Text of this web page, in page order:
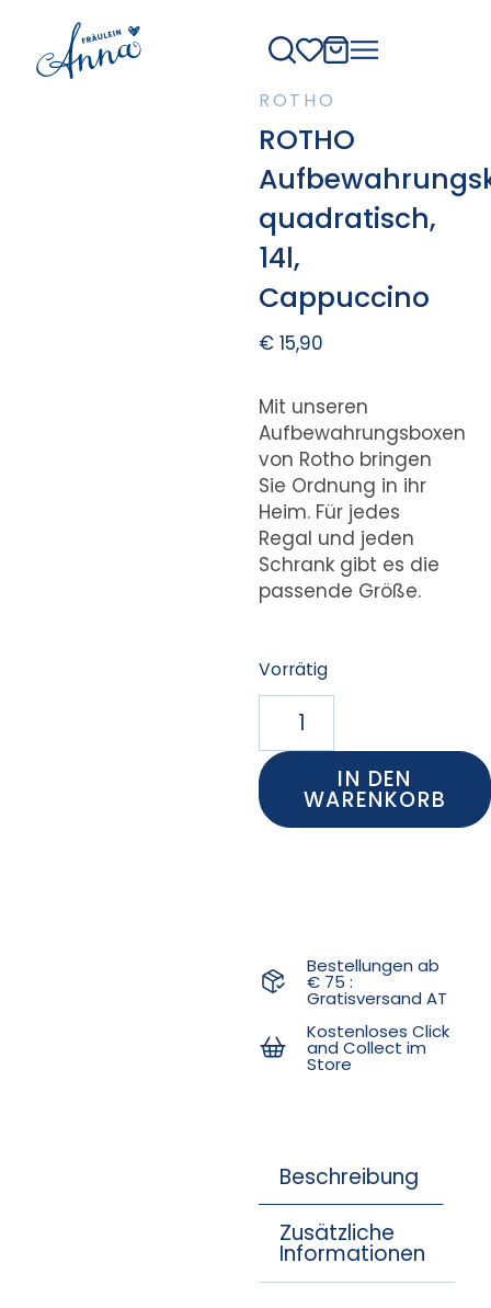
ROTHO
ROTHO
quadratisch,
14l,
Cappuccino
€15,90
Mit unseren
Aufbewahrungsboxen
von Rotho bringen
Sie Ordnung in ihr
Heim. Für jedes
Regal und jeden
Schrank gibt es die
passende Größe.
Vorrätig
IN DEN
WARENKORB
Bestellungen ab
€ 75 :
Gratisversand AT
Kostenloses Click
and Collect im
Store
Beschreibung
Zusätzliche
Informationen